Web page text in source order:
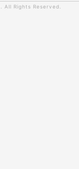
All Rights Reserved.